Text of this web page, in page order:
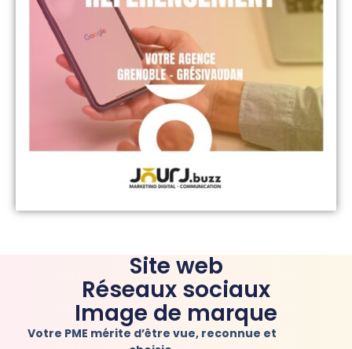
Site web
Réseaux sociaux
Image de marque
Votre PME mérite d’être vue, reconnue et